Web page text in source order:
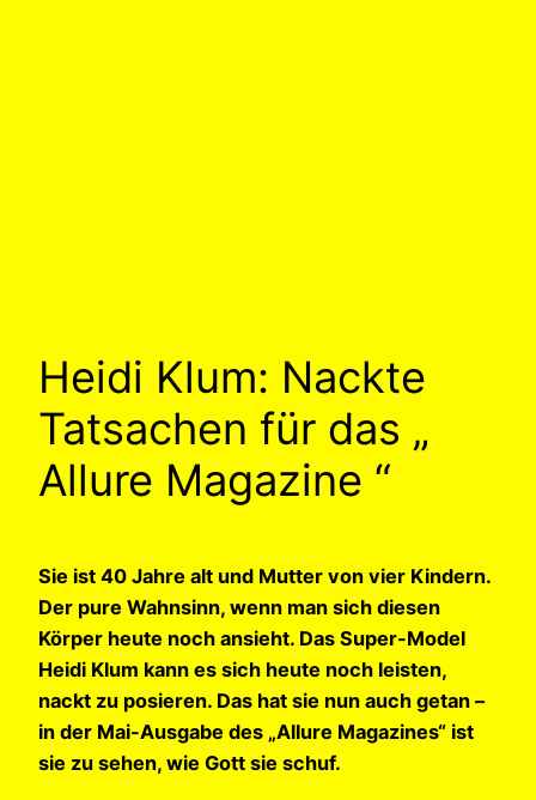
Heidi Klum: Nackte
Tatsachen für das „
Allure Magazine “
Sie ist 40 Jahre alt und Mutter von vier Kindern.
Der pure Wahnsinn, wenn man sich diesen
Körper heute noch ansieht. Das Super-Model
Heidi Klum kann es sich heute noch leisten,
nackt zu posieren. Das hat sie nun auch getan –
in der Mai-Ausgabe des „Allure Magazines“ ist
sie zu sehen, wie Gott sie schuf.